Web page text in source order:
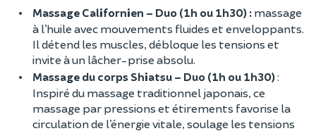
Massage Californien – Duo (1h ou 1h30) : massage
à l’huile avec mouvements fluides et enveloppants.
Il détend les muscles, débloque les tensions et
invite à un lâcher-prise absolu.
Massage du corps Shiatsu – Duo (1h ou 1h30):
Inspiré du massage traditionnel japonais, ce
massage par pressions et étirements favorise la
circulation de l’énergie vitale, soulage les tensions